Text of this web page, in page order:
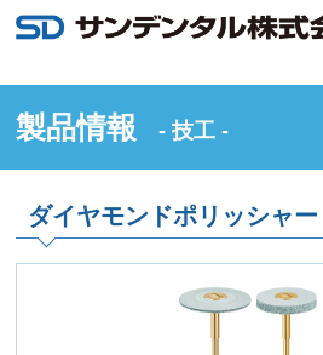
製品情報 - 技工 -
ダイヤモンドポリッシャー